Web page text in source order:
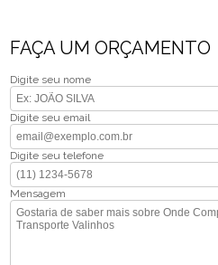
FAÇA UM ORÇAMENTO
Digite seu nome
Digite seu email
Digite seu telefone
Mensagem